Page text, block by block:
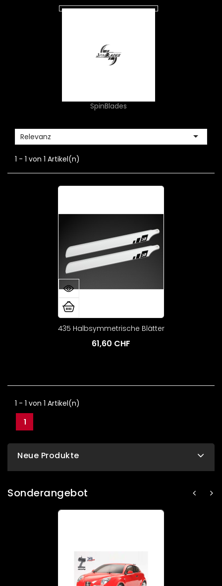
SpinBlades
Relevanz 
1 - 1 von 1 Artikel(n)
435 Halbsymmetrische Blätter
61,60 CHF
1 - 1 von 1 Artikel(n)
1
Neue Produkte
Sonderangebot